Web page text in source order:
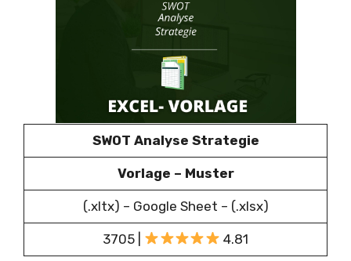
SWOT Analyse Strategie
Vorlage – Muster
(.xltx) – Google Sheet – (.xlsx)
3705 | 4.81